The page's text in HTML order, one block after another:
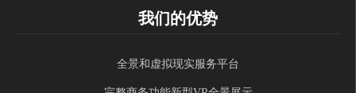
我们的优势
全景和虚拟现实服务平台